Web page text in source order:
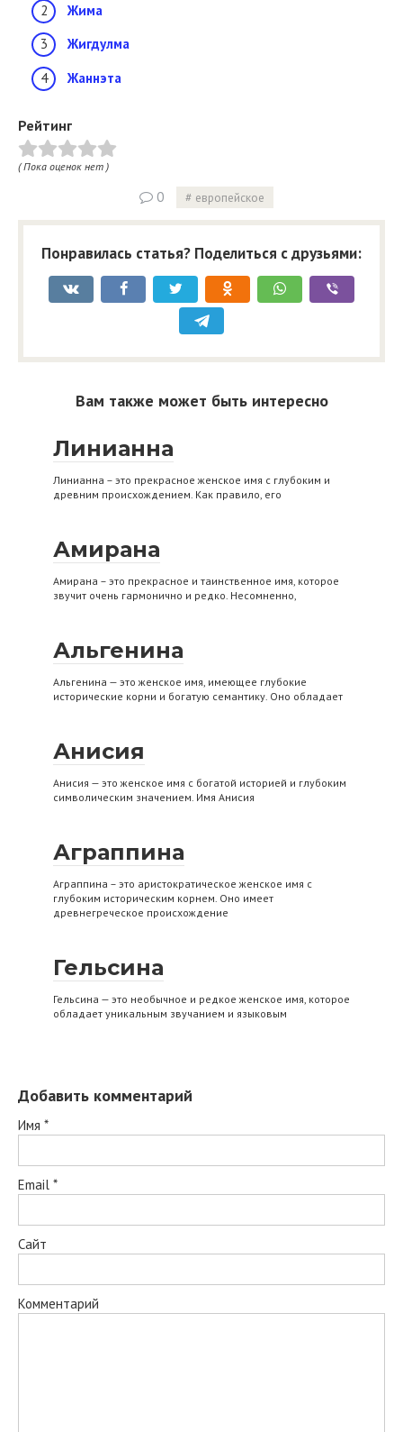
Жима
Жигдулма
Жаннэта
Рейтинг
( Пока оценок нет )
0 европейское
Понравилась статья? Поделиться с друзьями:
Вам также может быть интересно
Линианна
Линианна – это прекрасное женское имя с глубоким и
древним происхождением. Как правило, его
Амирана
Амирана – это прекрасное и таинственное имя, которое
звучит очень гармонично и редко. Несомненно,
Альгенина
Альгенина — это женское имя, имеющее глубокие
исторические корни и богатую семантику. Оно обладает
Анисия
Анисия — это женское имя с богатой историей и глубоким
символическим значением. Имя Анисия
Аграппина
Аграппина – это аристократическое женское имя с
глубоким историческим корнем. Оно имеет
древнегреческое происхождение
Гельсина
Гельсина — это необычное и редкое женское имя, которое
обладает уникальным звучанием и языковым
Добавить комментарий
Имя *
Email *
Сайт
Комментарий